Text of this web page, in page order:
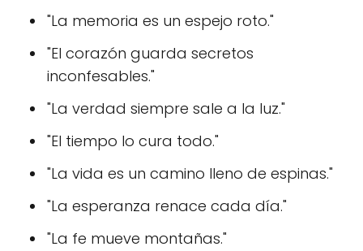
"La memoria es un espejo roto."
"El corazón guarda secretos
inconfesables."
"La verdad siempre sale a la luz."
"El tiempo lo cura todo."
"La vida es un camino lleno de espinas."
"La esperanza renace cada día."
"La fe mueve montañas."